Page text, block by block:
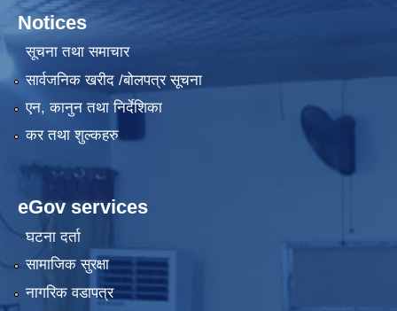
Notices
सूचना तथा समाचार
सार्वजनिक खरीद /बोलपत्र सूचना
एन, कानुन तथा निर्देशिका
कर तथा शुल्कहरु
eGov services
घटना दर्ता
सामाजिक सुरक्षा
नागरिक वडापत्र